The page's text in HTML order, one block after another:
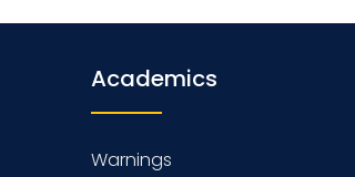
Academics
Warnings